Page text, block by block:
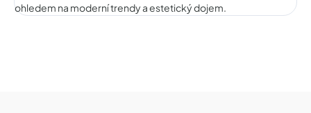
ohledem na moderní trendy a estetický dojem.